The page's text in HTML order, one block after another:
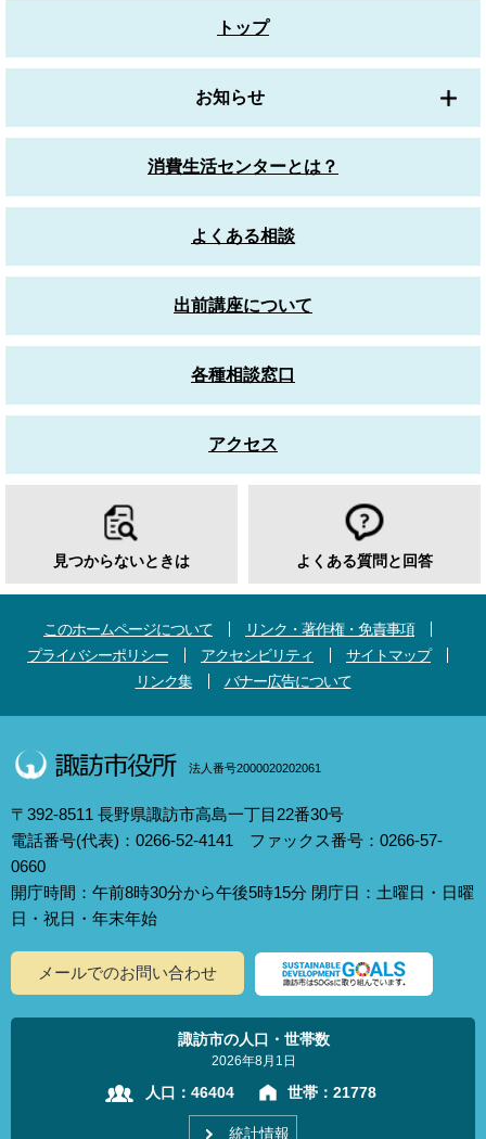
トップ
お知らせ
消費生活センターとは？
よくある相談
出前講座について
各種相談窓口
アクセス
見つからないときは よくある質問と回答
このホームページについて
リンク・著作権・免責事項
プライバシーポリシー
アクセシビリティ
サイトマップ
リンク集
バナー広告について
法人番号2000020202061
〒392-8511 長野県諏訪市高島一丁目22番30号
電話番号(代表)：0266-52-4141 ファックス番号：0266-57-
0660
開庁時間：午前8時30分から午後5時15分 閉庁日：土曜日・日曜
日・祝日・年末年始
メールでのお問い合わせ
諏訪市の人口・世帯数
2026年8月1日
人口： 46404 世帯： 21778
統計情報